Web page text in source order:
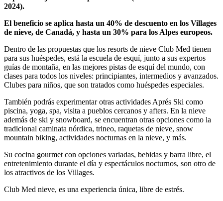
2024).
El beneficio se aplica hasta un 40% de descuento en los Villages
de nieve, de Canadá, y hasta un 30% para los Alpes europeos.
Dentro de las propuestas que los resorts de nieve Club Med tienen
para sus huéspedes, está la escuela de esquí, junto a sus expertos
guías de montaña, en las mejores pistas de esquí del mundo, con
clases para todos los niveles: principiantes, intermedios y avanzados.
Clubes para niños, que son tratados como huéspedes especiales.
También podrás experimentar otras actividades Aprés Ski como
piscina, yoga, spa, visita a pueblos cercanos y afters. En la nieve
además de ski y snowboard, se encuentran otras opciones como la
tradicional caminata nórdica, trineo, raquetas de nieve, snow
mountain biking, actividades nocturnas en la nieve, y más.
Su cocina gourmet con opciones variadas, bebidas y barra libre, el
entretenimiento durante el día y espectáculos nocturnos, son otro de
los atractivos de los Villages.
Club Med nieve, es una experiencia única, libre de estrés.